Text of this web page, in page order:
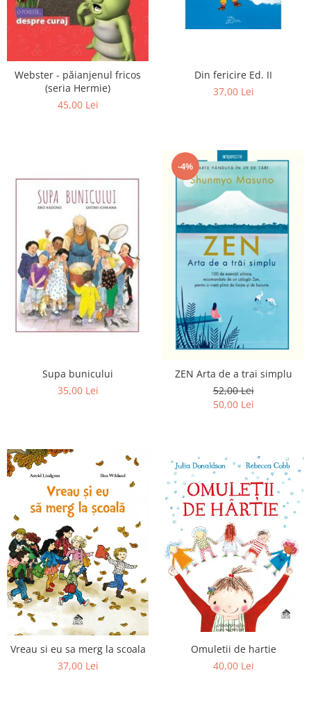
Webster - păianjenul fricos
(seria Hermie)
45,00 Lei
Din fericire Ed. II
37,00 Lei
Supa bunicului
35,00 Lei
-4%
ZEN Arta de a trai simplu
52,00 Lei
50,00 Lei
Vreau si eu sa merg la scoala
37,00 Lei
Omuletii de hartie
40,00 Lei